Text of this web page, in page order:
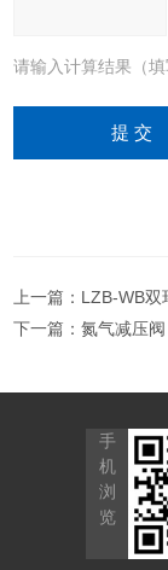
请输入计算结果（
上一篇： LZB-WB双
下一篇：氮气减压阀
手
机
浏
览